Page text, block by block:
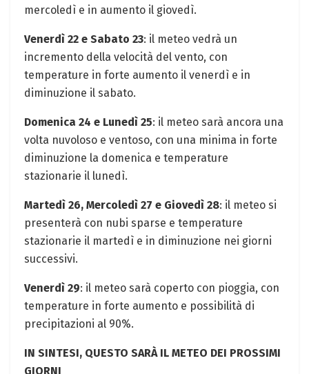
mercoledì e in aumento il giovedì.
Venerdì 22 e Sabato 23: il meteo vedrà un
incremento della velocità del vento, con
temperature in forte aumento il venerdì e in
diminuzione il sabato.
Domenica 24 e Lunedì 25: il meteo sarà ancora una
volta nuvoloso e ventoso, con una minima in forte
diminuzione la domenica e temperature
stazionarie il lunedì.
Martedì 26, Mercoledì 27 e Giovedì 28: il meteo si
presenterà con nubi sparse e temperature
stazionarie il martedì e in diminuzione nei giorni
successivi.
Venerdì 29: il meteo sarà coperto con pioggia, con
temperature in forte aumento e possibilità di
precipitazioni al 90%.
IN SINTESI, QUESTO SARÀ IL METEO DEI PROSSIMI
GIORNI